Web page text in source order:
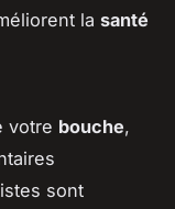
la santé
votre bouche,
sont